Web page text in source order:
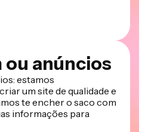
ou anúncios
estamos
um site de qualidade e
te encher o saco com
informações para